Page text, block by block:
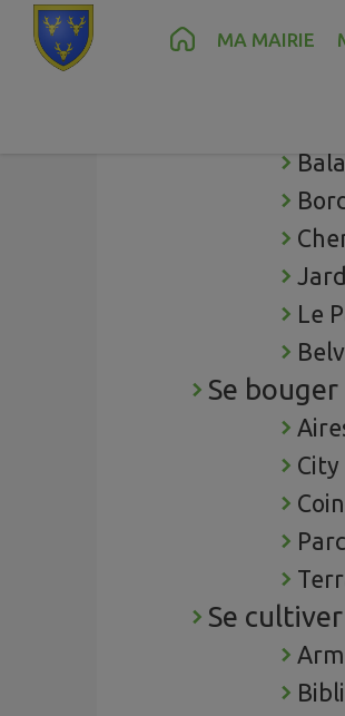
Contenu Menu Recherche
MA MAIRIE
Le
Se bouger
Se cultiver